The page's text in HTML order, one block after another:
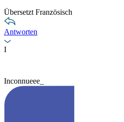
Übersetzt Französisch
Antworten
I
Inconnueee_